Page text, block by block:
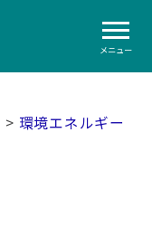
メニュー
> 環境エネルギー